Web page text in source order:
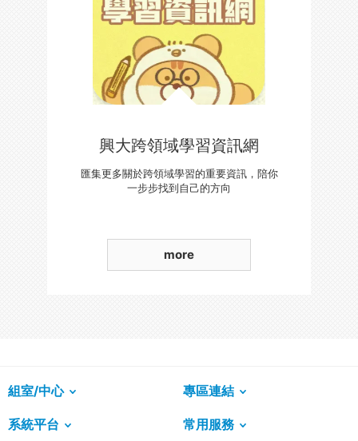
興大跨領域學習資訊網
匯集更多關於跨領域學習的重要資訊，陪你
一步步找到自己的方向
more
組室/中心 專區連結
系統平台 常用服務